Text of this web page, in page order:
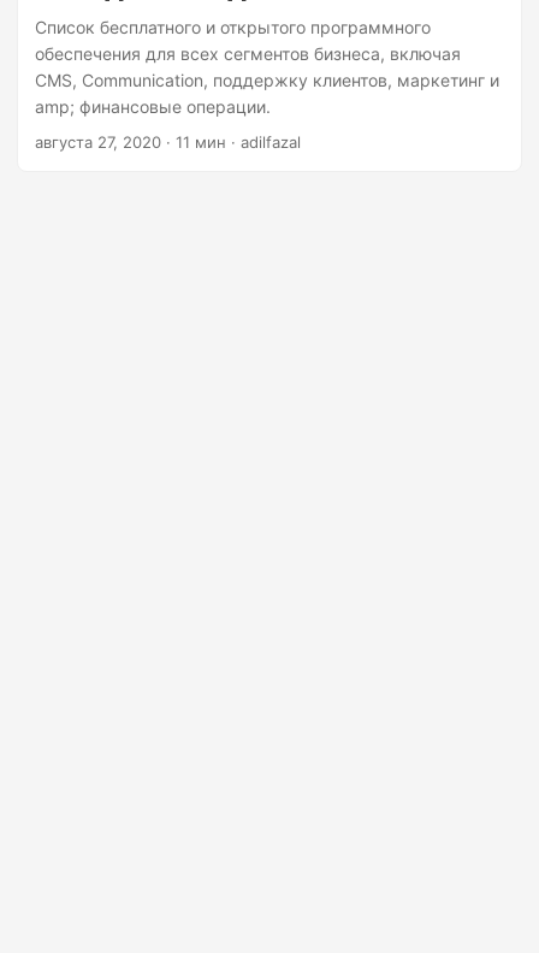
Список бесплатного и открытого программного
обеспечения для всех сегментов бизнеса, включая
CMS, Communication, поддержку клиентов, маркетинг и
amp; финансовые операции.
августа 27, 2020 · 11 мин · adilfazal